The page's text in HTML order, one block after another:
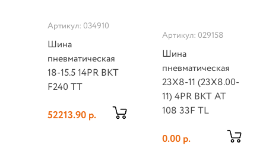
Артикул: 034910
Шина
пневматическая
18-15.5 14PR BKT
F240 TT
52213.90 р.
Артикул: 029158
Шина
пневматическая
23X8-11 (23X8.00-
11) 4PR BKT AT
108 33F TL
0.00 р.